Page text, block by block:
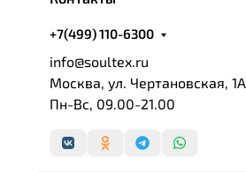
+7(499) 110-6300
info@soultex.ru
Москва, ул. Чертановская, 1А
Пн-Вс, 09.00-21.00